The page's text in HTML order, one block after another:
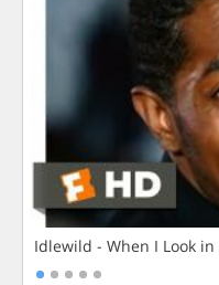
Idlewild - When I Look in